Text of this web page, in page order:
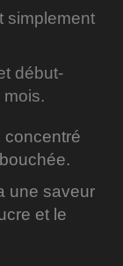
simplement
début-
concentré
une saveur
et le